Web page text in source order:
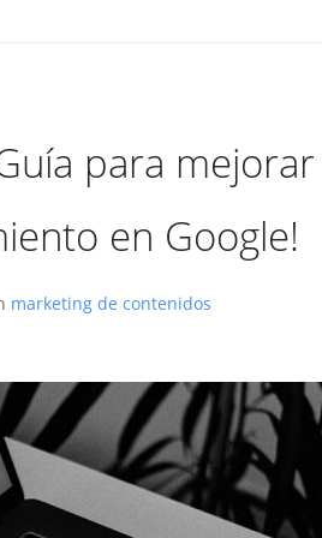
para
en Google!
marketing de contenidos